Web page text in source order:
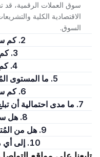
سوق العملات الرقمية، قد
الاقتصادية الكلية
السوق.
2. كم ستكون قيمة 1 H في عام 2030؟
3. كم ستكون قيمة H في عام 2026؟
4. كم ستكون قيمة H في عام 2035؟
5. ما المستوى المُتوقَّع أن تبلغه H في عام 2040؟
6. كم ستكون قيمة 1 H في عام 2040؟
7. ما مدى احتمالية أن تبلغ قيمة H مستوى 1 مليون دولار؟
8. هل ستبلغ H مستوى 150,000 دولار؟
9. هل من المُتوقَّع أن تشهد H صعودًا أم هبوطًا؟
10. إلى أي مستوى قد تصل H بعد 5 سنوات؟